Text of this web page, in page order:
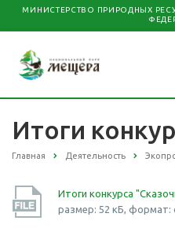
МИНИСТЕРСТВО ПРИРОДНЫХ
Итоги
Главная Деятельность
Итоги конкурса
размер: 52 кБ, формат: